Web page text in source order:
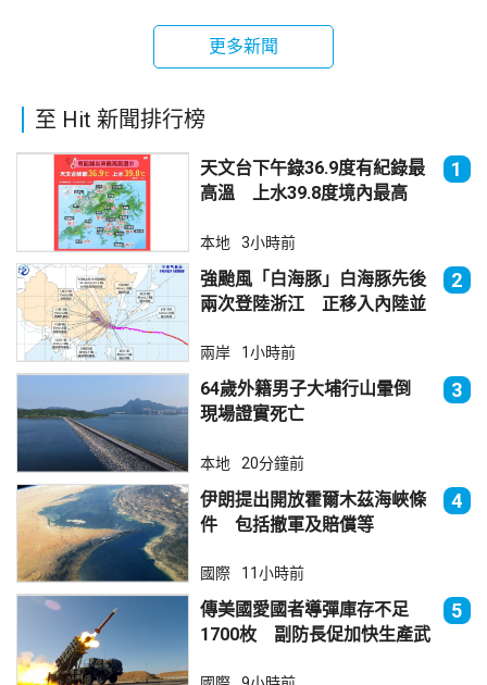
更多新聞
至 Hit 新聞排行榜
天文台下午錄36.9度有紀錄最
高溫 上水39.8度境內最高
1
本地 3小時前
強颱風「白海豚」白海豚先後
兩次登陸浙江 正移入內陸並
2
兩岸 1小時前
64歲外籍男子大埔行山暈倒
現場證實死亡
3
本地 20分鐘前
伊朗提出開放霍爾木茲海峽條
件 包括撤軍及賠償等
4
國際 11小時前
傳美國愛國者導彈庫存不足
1700枚 副防長促加快生產武
5